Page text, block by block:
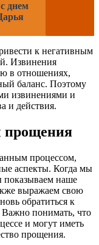
днем
к негативным
Извинения
в отношениях,
баланс. Поэтому
извинениями и
и действия.
прощения
процессом,
аспекты. Когда мы
показываем наше
выражаем свою
обратиться к
Важно понимать, что
и могут иметь
прощения.